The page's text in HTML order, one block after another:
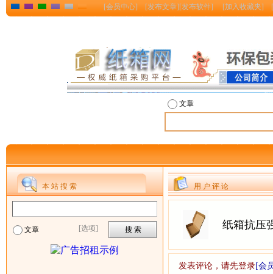
[会员中心] [发布文章][发布软件] [加入收藏夹] [
文章
本 站 搜 索
文章 [选项]
用 户 评 论
纸箱抗压
发表评论，请先登录[会